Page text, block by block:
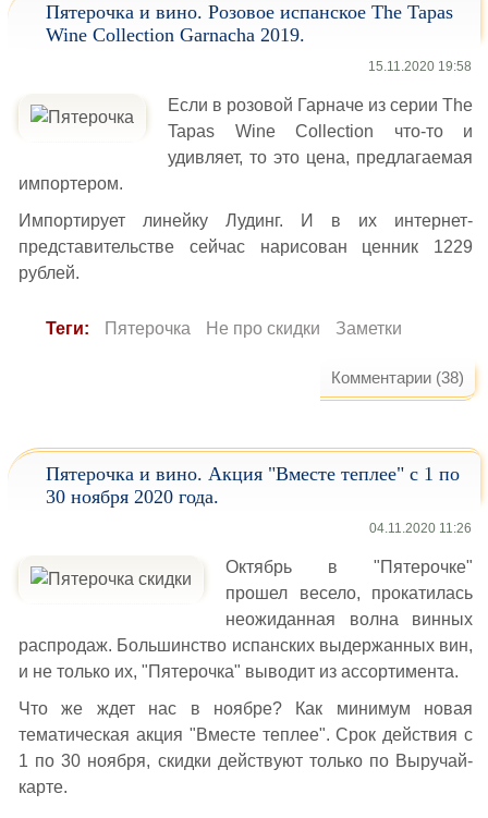
Пятерочка и вино. Розовое испанское The Tapas
Wine Collection Garnacha 2019.
15.11.2020 19:58
Если в розовой Гарначе из серии The
Tapas Wine Collection что-то и
удивляет, то это цена, предлагаемая
импортером.
Импортирует линейку Лудинг. И в их интернет-
представительстве сейчас нарисован ценник 1229
рублей.
Теги: Пятерочка Не про скидки Заметки
Комментарии (38)
Пятерочка и вино. Акция "Вместе теплее" с 1 по
30 ноября 2020 года.
04.11.2020 11:26
Октябрь в "Пятерочке"
прошел весело, прокатилась
неожиданная волна винных
распродаж. Большинство испанских выдержанных вин,
и не только их, "Пятерочка" выводит из ассортимента.
Что же ждет нас в ноябре? Как минимум новая
тематическая акция "Вместе теплее". Срок действия с
1 по 30 ноября, скидки действуют только по Выручай-
карте.